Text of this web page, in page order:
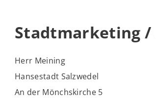
Stadtmarketing
Herr Meining
Hansestadt Salzwedel
An der Mönchskirche 5